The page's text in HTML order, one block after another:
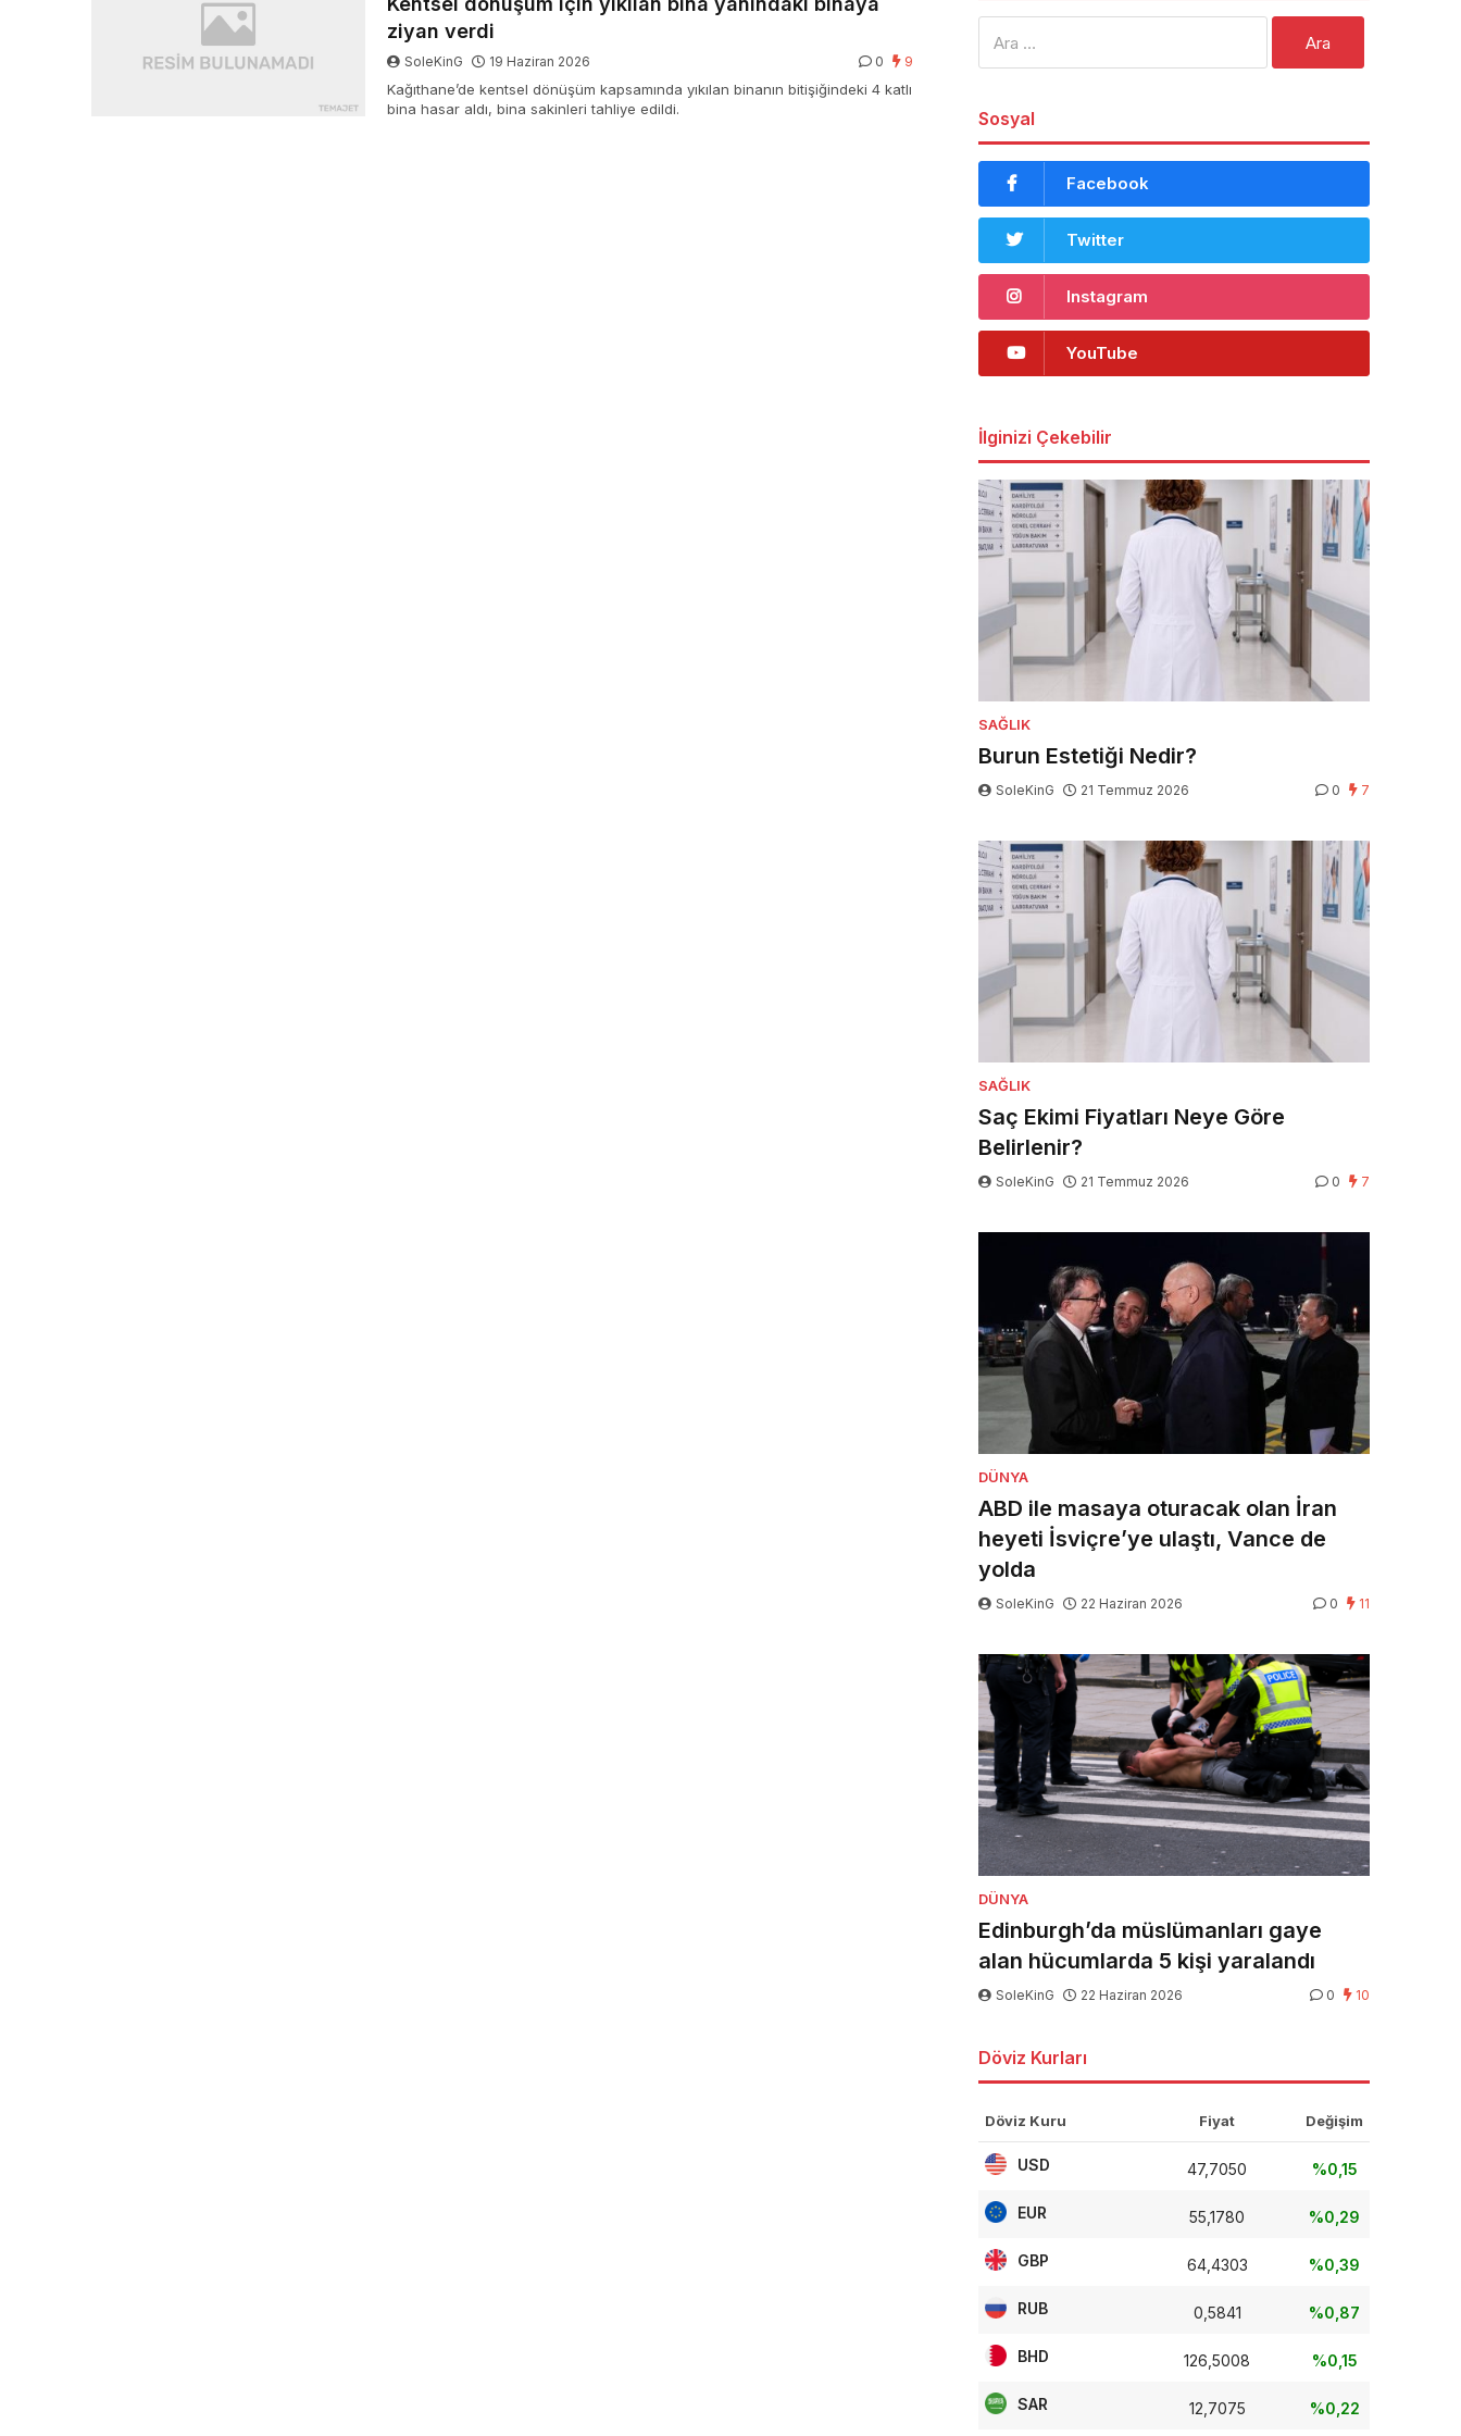
ziyan verdi
SoleKinG 19 Haziran 2026 0 9
Kağıthane’de kentsel dönüşüm kapsamında yıkılan binanın bitişiğindeki 4 katlı
bina hasar aldı, bina sakinleri tahliye edildi.
Sosyal
Facebook
Twitter
Instagram
YouTube
İlginizi Çekebilir
SAĞLIK
Burun Estetiği Nedir?
SoleKinG 21 Temmuz 2026 0 7
SAĞLIK
Saç Ekimi Fiyatları Neye Göre
Belirlenir?
SoleKinG 21 Temmuz 2026 0 7
DÜNYA
ABD ile masaya oturacak olan İran
heyeti İsviçre’ye ulaştı, Vance de
yolda
SoleKinG 22 Haziran 2026 0 11
DÜNYA
Edinburgh’da müslümanları gaye
alan hücumlarda 5 kişi yaralandı
SoleKinG 22 Haziran 2026 0 10
Döviz Kurları
Döviz Kuru Fiyat Değişim
USD 47,7050 %0,15
EUR 55,1780 %0,29
GBP 64,4303 %0,39
RUB 0,5841 %0,87
BHD 126,5008 %0,15
SAR 12,7075 %0,22